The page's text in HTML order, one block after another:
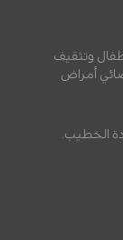
وتثقيف
أمراض
الخطيب.